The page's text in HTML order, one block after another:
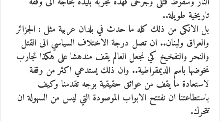
تاريخية طويلة..
بل الانكى من ذلك كله ما حدث في بلدان عربية مثل : الجزائر
والعراق ولبنان.. ان تصل درجة الاختلاف السياسي الى القتل
والنحر والتفخيخ كي نجعل العالم يقف مندهشا على هكذا تجارب
نخوضها باسم الديمقراطية.. وان ذلك يستدعي اكثر من وقفة
لاستعادة ما يقف من عوائق حقيقية بوجه تقدمنا وكيف
باستطاعتنا ان نفتتح الابواب الموصودة التي ليس من السهولة ان
تتحرك.